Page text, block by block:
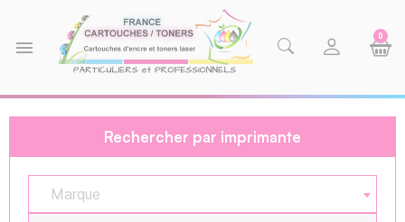
menu
0
Rechercher par imprimante
Marque